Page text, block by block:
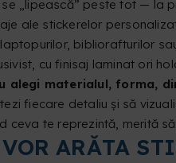
„lipească” peste tot — la
ale stickerelor
bibliorafturilor
cu finisaj laminat ori
alegi materialul, forma,
fiecare detaliu și să
ceva te reprezintă, merită
ARĂTA